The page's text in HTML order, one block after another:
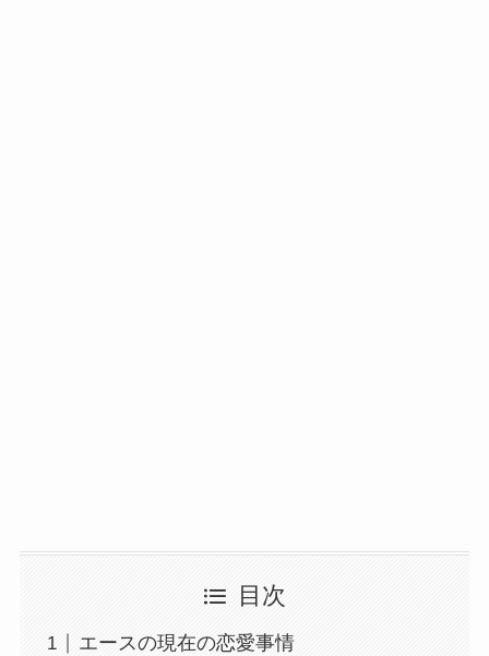
目次
エースの現在の恋愛事情